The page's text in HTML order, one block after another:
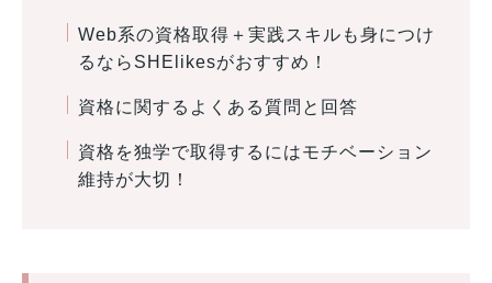
Web系の資格取得＋実践スキルも身につけ
るならSHElikesがおすすめ！
資格に関するよくある質問と回答
資格を独学で取得するにはモチベーション
維持が大切！